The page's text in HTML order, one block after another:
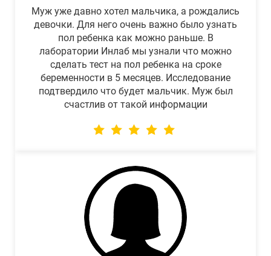
Муж уже давно хотел мальчика, а рождались
девочки. Для него очень важно было узнать
пол ребенка как можно раньше. В
лаборатории Инлаб мы узнали что можно
сделать тест на пол ребенка на сроке
беременности в 5 месяцев. Исследование
подтвердило что будет мальчик. Муж был
счастлив от такой информации